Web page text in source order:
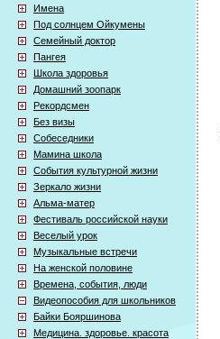
Имена
Под солнцем Ойкумены
Семейный доктор
Пангея
Школа здоровья
Домашний зоопарк
Рекордсмен
Без визы
Собеседники
Мамина школа
События культурной жизни
Зеркало жизни
Альма-матер
Фестиваль российской науки
Веселый урок
Музыкальные встречи
На женской половине
Времена, события, люди
Видеопособия для школьников
Байки Бояршинова
Медицина. здоровье. красота